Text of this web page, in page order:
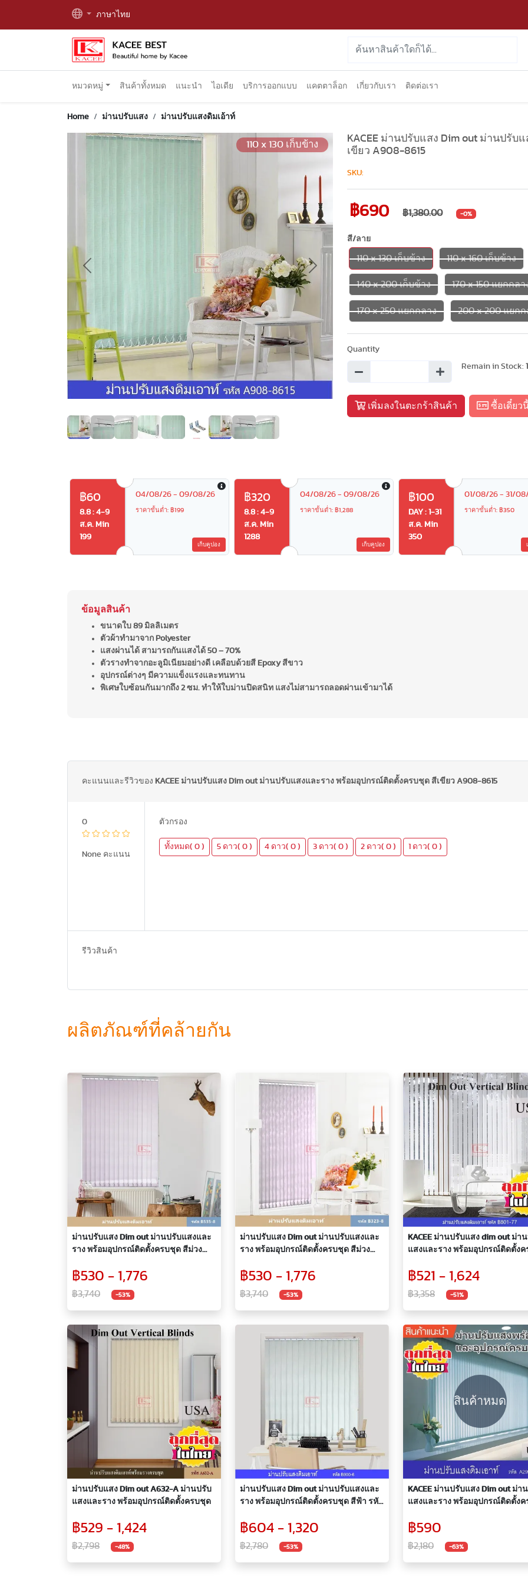
ภาษาไทย
หมวดหมู่ สินค้าทั้งหมด แนะนำ ไอเดีย บริการออกแบบ แคตตาล็อก เกี่ยวกับเรา ติดต่อเรา
Home ม่านปรับแสง ม่านปรับแสงดิมเอ้าท์
110 x 130 เก็บข้าง
Previous Next
KACEE ม่านปรับแสง Dim out ม่านปรั
เขียว A908-8615
SKU:
฿690 ฿1,380.00 -0%
สี/ลาย
110 x 130 เก็บข้าง 110 x 160 เก็บข้าง
140 x 200 เก็บข้าง 170 x 150 แยกกลา
170 x 250 แยกกลาง 200 x 200 แยกก
Quantity
Remain in Stock:
เพิ่มลงในตะกร้าสินค้า ซื้อเดี๋ยว
฿60
8.8 : 4-9
ส.ค. Min
199
04/08/26 - 09/08/26
ราคาขั้นต่ำ: ฿199
เก็บคูปอง
฿320
8.8 : 4-9
ส.ค. Min
1288
04/08/26 - 09/08/26
ราคาขั้นต่ำ: ฿1,288
เก็บคูปอง
฿100
DAY : 1-31
ส.ค. Min
350
01/08/26 - 31/
ราคาขั้นต่ำ: ฿350
ข้อมูลสินค้า
ขนาดใบ 89 มิลลิเมตร
ตัวผ้าทำมาจาก Polyester
แสงผ่านได้ สามารถกันแสงได้ 50 – 70%
ตัวรางทำจากอะลูมิเนียมอย่างดี เคลือบด้วยสี Epoxy สีขาว
อุปกรณ์ต่างๆ มีความแข็งแรงและทนทาน
พิเศษใบซ้อนกันมากถึง 2 ซม. ทำให้ใบม่านปิดสนิท แสงไม่สามารถลอดผ่านเข้ามาได้
คะแนนและรีวิวของ KACEE ม่านปรับแสง Dim out ม่านปรับแสงและราง พร้อมอุปกรณ์ติดตั้งครบชุด สีเขียว A908-8615
0
None คะแนน
ตัวกรอง
ทั้งหมด( 0 ) 5 ดาว( 0 ) 4 ดาว( 0 ) 3 ดาว( 0 ) 2 ดาว( 0 ) 1 ดาว( 0 )
รีวิวสินค้า
ผลิตภัณฑ์ที่คล้ายกัน
ม่านปรับแสง Dim out ม่านปรับแสงและ
ราง พร้อมอุปกรณ์ติดตั้งครบชุด สีม่วง
฿530 - 1,776
฿3,740 -53%
ม่านปรับแสง Dim out ม่านปรับแสงและ
ราง พร้อมอุปกรณ์ติดตั้งครบชุด สีม่วง
฿530 - 1,776
฿3,740 -53%
KACEE ม่านปรับแสง dim out ม่า
แสงและราง พร้อมอุปกรณ์ติดตั้ง
฿521 - 1,624
฿3,358 -51%
ม่านปรับแสง Dim out A632-A ม่านปรับ
แสงและราง พร้อมอุปกรณ์ติดตั้งครบชุด
฿529 - 1,424
฿2,798 -48%
ม่านปรับแสง Dim out ม่านปรับแสงและ
ราง พร้อมอุปกรณ์ติดตั้งครบชุด สีฟ้า รหัส
฿604 - 1,320
฿2,780 -53%
สินค้าหมด
KACEE ม่านปรับแสง Dim out ม่า
แสงและราง พร้อมอุปกรณ์ติดตั้ง
฿590
฿2,180 -63%